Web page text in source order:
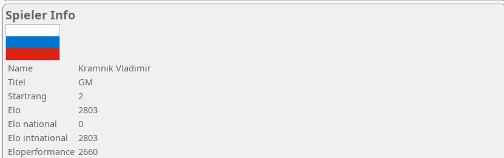
Spieler Info
Name
Kramnik Vladimir
Titel
GM
Startrang
2
Elo
2803
Elo national
0
Elo intnational
2803
Eloperformance 2660